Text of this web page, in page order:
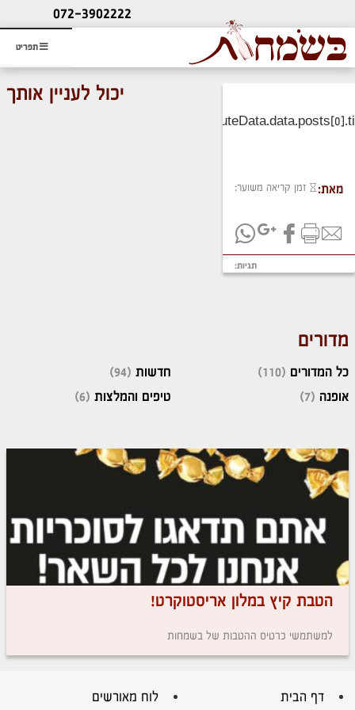
תפריט
ליעוץ חינם
והזמנת כרטיס שמחות
072-3902222
מאת: זמן קריאה משוער:
תגיות:
יכול לעניין אותך
מדורים
כל המדורים (110)
אופנה (7)
חדשות (94)
טיפים והמלצות (6)
הטבת קיץ במלון אריסטוקרט!
למשתמשי כרטיס ההטבות של בשמחות
דף הבית לוח מאורשים